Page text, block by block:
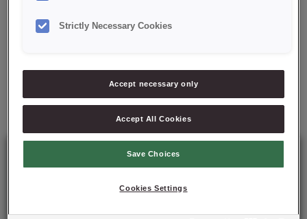
Mais soluções para si
Strictly Necessary Cookies
Accept necessary only
Accept All Cookies
Save Choices
Cookies Settings